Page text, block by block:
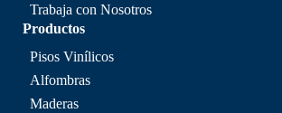
Trabaja con Nosotros
Productos
Pisos Vinílicos
Alfombras
Maderas